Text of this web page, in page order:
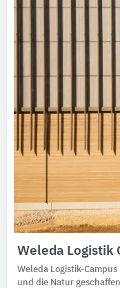
Weleda Logistik
Weleda Logistik-
und die Natur